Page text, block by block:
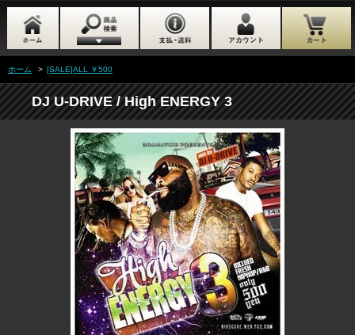
ホーム > [SALE]ALL ￥500
DJ U-DRIVE / High ENERGY 3